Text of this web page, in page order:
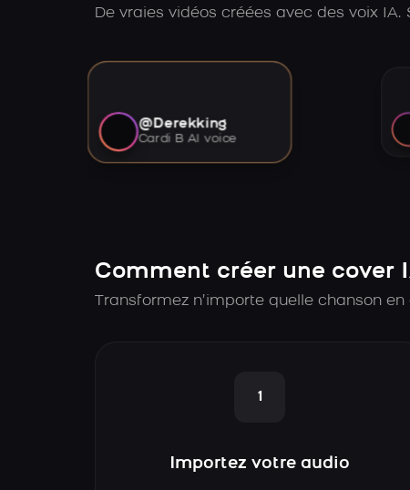
De vraies vidéos créées avec des voix
@Derekking
Cardi B AI voice
Comment créer une cover
Transformez n’importe quelle chanson
1
Importez votre audio